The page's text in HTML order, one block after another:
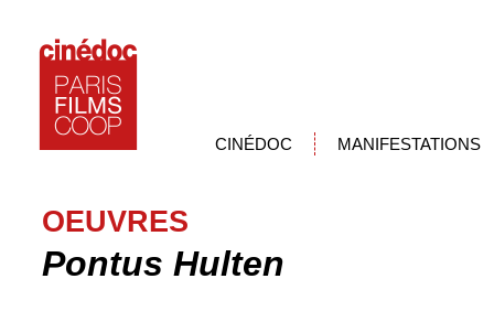
CINÉDOC MANIFESTATIONS
OEUVRES
Pontus Hulten